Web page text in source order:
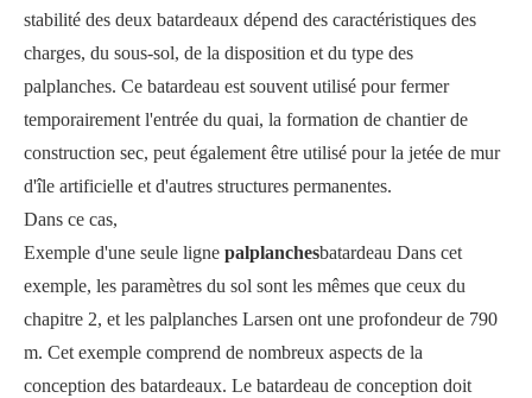
stabilité des deux batardeaux dépend des caractéristiques des
charges, du sous-sol, de la disposition et du type des
palplanches. Ce batardeau est souvent utilisé pour fermer
temporairement l'entrée du quai, la formation de chantier de
construction sec, peut également être utilisé pour la jetée de mur
d'île artificielle et d'autres structures permanentes.
Dans ce cas,
Exemple d'une seule ligne palplanchesbatardeau Dans cet
exemple, les paramètres du sol sont les mêmes que ceux du
chapitre 2, et les palplanches Larsen ont une profondeur de 790
m. Cet exemple comprend de nombreux aspects de la
conception des batardeaux. Le batardeau de conception doit